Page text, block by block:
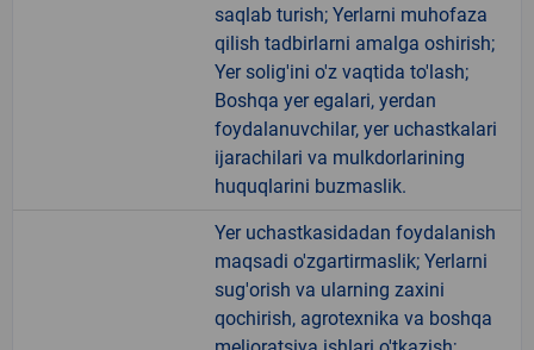
saqlab turish; Yerlarni muhofaza
qilish tadbirlarni amalga oshirish;
Yer solig'ini o'z vaqtida to'lash;
Boshqa yer egalari, yerdan
foydalanuvchilar, yer uchastkalari
ijarachilari va mulkdorlarining
huquqlarini buzmaslik.
Yer uchastkasidadan foydalanish
maqsadi o'zgartirmaslik; Yerlarni
sug'orish va ularning zaxini
qochirish, agrotexnika va boshqa